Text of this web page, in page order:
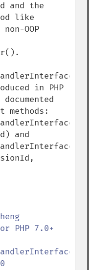
and the
like
OOP
in PHP
and